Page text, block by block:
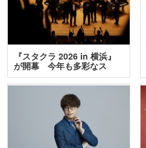
『スタクラ 2026 in 横浜』
が開幕 今年も多彩なス
テ…